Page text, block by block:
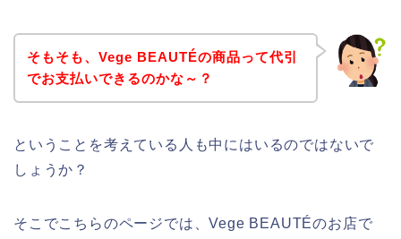
そもそも、Vege BEAUTÉの商品って代引
でお支払いできるのかな～？
ということを考えている人も中にはいるのではないで
しょうか？
そこでこちらのページでは、Vege BEAUTÉのお店で